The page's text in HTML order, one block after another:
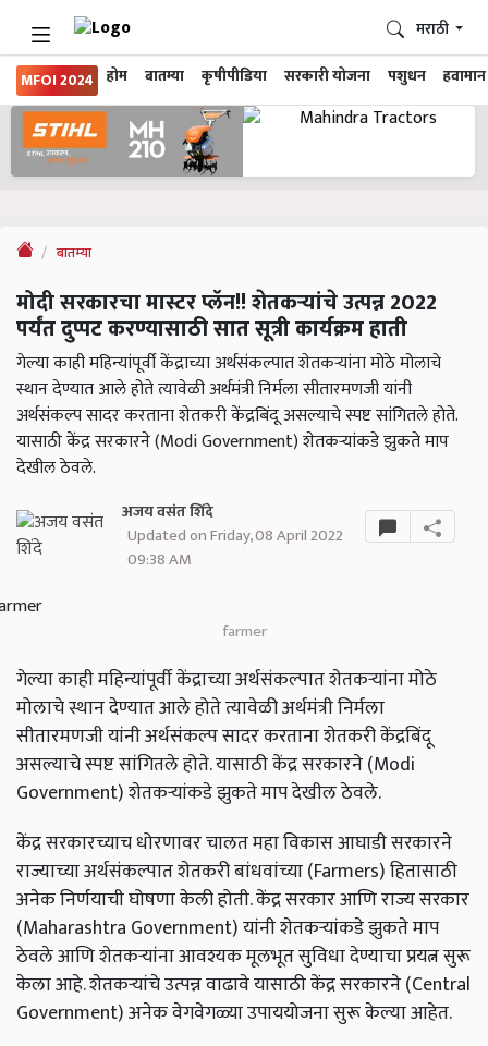
MFOI 2024 होम बातम्या कृषीपीडिया सरकारी योजना पशुधन हवामान
मराठी
बातम्या
मोदी सरकारचा मास्टर प्लॅन!! शेतकऱ्यांचे उत्पन्न 2022
पर्यंत दुप्पट करण्यासाठी सात सूत्री कार्यक्रम हाती
गेल्या काही महिन्यांपूर्वी केंद्राच्या अर्थसंकल्पात शेतकऱ्यांना मोठे मोलाचे
स्थान देण्यात आले होते त्यावेळी अर्थमंत्री निर्मला सीतारमणजी यांनी
अर्थसंकल्प सादर करताना शेतकरी केंद्रबिंदू असल्याचे स्पष्ट सांगितले होते.
यासाठी केंद्र सरकारने (Modi Government) शेतकऱ्यांकडे झुकते माप
देखील ठेवले.
अजय वसंत शिंदे
Updated on Friday, 08 April 2022
09:38 AM
farmer
गेल्या काही महिन्यांपूर्वी केंद्राच्या अर्थसंकल्पात शेतकऱ्यांना मोठे
मोलाचे स्थान देण्यात आले होते त्यावेळी अर्थमंत्री निर्मला
सीतारमणजी यांनी अर्थसंकल्प सादर करताना शेतकरी केंद्रबिंदू
असल्याचे स्पष्ट सांगितले होते. यासाठी केंद्र सरकारने (Modi
Government) शेतकऱ्यांकडे झुकते माप देखील ठेवले.
केंद्र सरकारच्याच धोरणावर चालत महा विकास आघाडी सरकारने
राज्याच्या अर्थसंकल्पात शेतकरी बांधवांच्या (Farmers) हितासाठी
अनेक निर्णयाची घोषणा केली होती. केंद्र सरकार आणि राज्य सरकार
(Maharashtra Government) यांनी शेतकऱ्यांकडे झुकते माप
ठेवले आणि शेतकऱ्यांना आवश्यक मूलभूत सुविधा देण्याचा प्रयत्न सुरू
केला आहे. शेतकऱ्यांचे उत्पन्न वाढावे यासाठी केंद्र सरकारने (Central
Government) अनेक वेगवेगळ्या उपाययोजना सुरू केल्या आहेत.